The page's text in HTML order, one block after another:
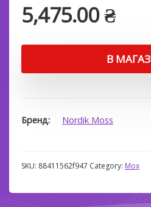
5,475.00₴
В
Бренд Nordik Moss
SKU: 88411562f947 Category: Мох